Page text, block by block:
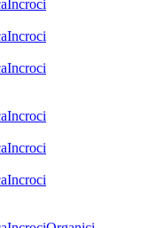
Incroci
Incroci
Incroci
Incroci
Incroci
Incroci